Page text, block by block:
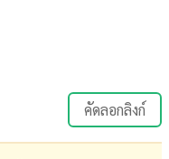
คัดลอกลิงก์